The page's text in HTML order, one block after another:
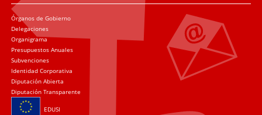
Órganos de Gobierno
Delegaciones
Organigrama
Presupuestos Anuales
Subvenciones
Identidad Corporativa
Diputación Abierta
Diputación Transparente
EDUSI